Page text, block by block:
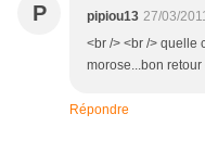
P pipiou13 27/03/
<br /> <br /> quelle
morose...bon
Répondre